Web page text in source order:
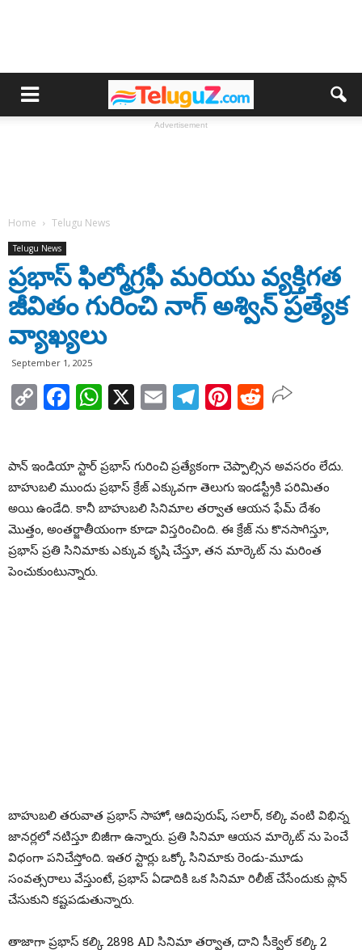
Advertisement
Home Telugu News
Telugu News
ప్రభాస్ ఫిల్మోగ్రఫీ మరియు వ్యక్తిగత
జీవితం గురించి నాగ్ అశ్విన్ ప్రత్యేక
వ్యాఖ్యలు
September 1, 2025
Copy
Link
Facebook
WhatsApp
X EmailTelegram
Pinterest
Reddit
పాన్ ఇండియా స్టార్ ప్రభాస్ గురించి ప్రత్యేకంగా చెప్పాల్సిన అవసరం లేదు.
బాహుబలి ముందు ప్రభాస్ క్రేజ్ ఎక్కువగా తెలుగు ఇండస్ట్రీకి పరిమితం
అయి ఉండేది. కానీ బాహుబలి సినిమాల తర్వాత ఆయన ఫేమ్ దేశం
మొత్తం, అంతర్జాతీయంగా కూడా విస్తరించింది. ఈ క్రేజ్ ను కొనసాగిస్తూ,
ప్రభాస్ ప్రతి సినిమాకు ఎక్కువ కృషి చేస్తూ, తన మార్కెట్ ను మరింత
పెంచుకుంటున్నారు.
బాహుబలి తరువాత ప్రభాస్ సాహో, ఆదిపురుష్, సలార్, కల్కి వంటి విభిన్న
జానర్లలో నటిస్తూ బిజీగా ఉన్నారు. ప్రతి సినిమా ఆయన మార్కెట్ ను పెంచే
విధంగా పనిచేస్తోంది. ఇతర స్టార్లు ఒక్కో సినిమాకు రెండు-మూడు
సంవత్సరాలు వేస్తుంటే, ప్రభాస్ ఏడాదికి ఒక సినిమా రిలీజ్ చేసేందుకు ప్లాన్
చేసుకుని కష్టపడుతున్నారు.
తాజాగా ప్రభాస్ కల్కి 2898 AD సినిమా తర్వాత, దాని సీక్వెల్ కల్కి 2